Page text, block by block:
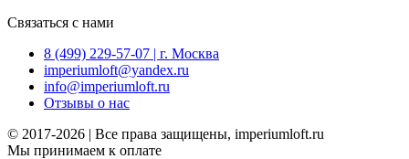
Связаться с нами
8 (499) 229-57-07 | г. Москва
imperiumloft@yandex.ru
info@imperiumloft.ru
Отзывы о нас
© 2017-2026 | Все права защищены, imperiumloft.ru
Мы принимаем к оплате